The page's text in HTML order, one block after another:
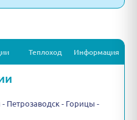
Теплоход Информация
Петрозаводск - Горицы -